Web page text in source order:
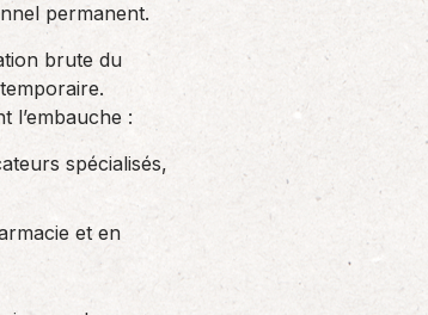
permanent.
brute du
l’embauche :
spécialisés,
et en